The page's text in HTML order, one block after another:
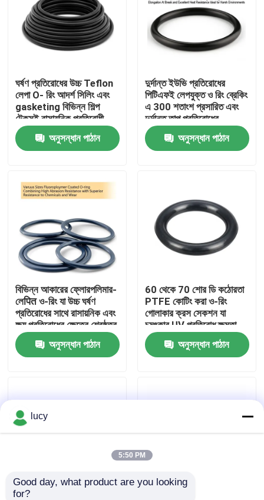
পণ্য
ভিডিও
আমাদের সম্পর্কে
কারখানা ভ্রমণ
মান নিয়ন্ত্রণ
খবর
রাবার বা রিং
ঘর্ষণ প্রতিরোধের উচ্চ Teflon
লেপা O- রিং আদর্শ সিলিং এবং
gasketing বিভিন্ন শিল্প
টেকসই রাসায়নিক প্রতিরোধী
অনুসন্ধান পাঠান
দুর্দান্ত ইউভি প্রতিরোধের
পিটিএফই লেপযুক্ত ও রিং ব্রেকিং
এ 300 শতাংশ প্রসারিত এবং
দুর্দান্ত তাপ প্রতিরোধের
বৈশিষ্ট্যযুক্ত কঠোর পরিবেশের
জন্য আদর্শঅনুসন্ধান পাঠান
বিভিন্ন আকারের ফ্লোরপলিমার-
লেपित ও-রিং যা উচ্চ ঘর্ষণ
প্রতিরোধের সাথে রাসায়নিক এবং
ক্ষয় প্রতিরোধের ক্ষেত্রে শ্রেষ্ঠত্ব
প্রদান করে
অনুসন্ধান পাঠান
60 থেকে 70 শোর ডি কঠোরতা
PTFE কোটিং করা ও-রিং
গোলাকার ক্রস সেকশন যা
চমৎকার UV প্রতিরোধ ক্ষমতা
প্রদান করে দীর্ঘমেয়াদী ব্যবহারের
জন্য ডিজাইন করা হয়েছে
অনুসন্ধান পাঠান
ব্রেক এ লং 300 শতাংশ
lucy
5:50 PM
Good day, what product are you looking
for?